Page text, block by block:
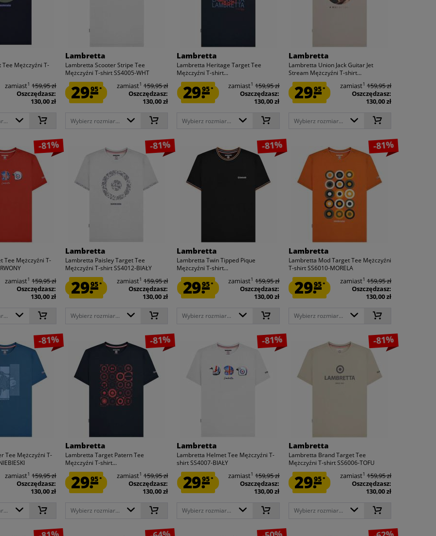
Mężczyźni T-
zamiast1 159,95 zł
Oszczędzasz:
130,00 zł
Lambretta
Lambretta Scooter Stripe Tee
Mężczyźni T-shirt SS4005-WHT
29.95* zamiast1 159,95 zł
Oszczędzasz:
130,00 zł
Wybierz rozmiar...
Lambretta
Lambretta Heritage Target Tee
Mężczyźni T-shirt...
29.95* zamiast1 159,95 zł
Oszczędzasz:
130,00 zł
Wybierz rozmiar...
Lambretta
Lambretta Union Jack Guitar Jet
Stream Mężczyźni T-shirt...
29.95* zamiast1 159,95 zł
Oszczędzasz:
130,00 zł
Wybierz rozmiar...
-81%
Tee Mężczyźni T-
zamiast1 159,95 zł
Oszczędzasz:
130,00 zł
-81%
Lambretta
Lambretta Paisley Target Tee
Mężczyźni T-shirt SS4012-BIAŁY
29.95* zamiast1 159,95 zł
Oszczędzasz:
130,00 zł
Wybierz rozmiar...
-81%
Lambretta
Lambretta Twin Tipped Pique
Mężczyźni T-shirt...
29.95* zamiast1 159,95 zł
Oszczędzasz:
130,00 zł
Wybierz rozmiar...
-81%
Lambretta
Lambretta Mod Target Tee Mężczyźni
T-shirt SS6010-MORELA
29.95* zamiast1 159,95 zł
Oszczędzasz:
130,00 zł
Wybierz rozmiar...
-81%
Tee Mężczyźni T-
zamiast1 159,95 zł
Oszczędzasz:
130,00 zł
-81%
Lambretta
Lambretta Target Patern Tee
Mężczyźni T-shirt...
29.95* zamiast1 159,95 zł
Oszczędzasz:
130,00 zł
Wybierz rozmiar...
-81%
Lambretta
Lambretta Helmet Tee Mężczyźni T-
shirt SS4007-BIAŁY
29.95* zamiast1 159,95 zł
Oszczędzasz:
130,00 zł
Wybierz rozmiar...
-81%
Lambretta
Lambretta Brand Target Tee
Mężczyźni T-shirt SS6006-TOFU
29.95* zamiast1 159,95 zł
Oszczędzasz:
130,00 zł
Wybierz rozmiar...